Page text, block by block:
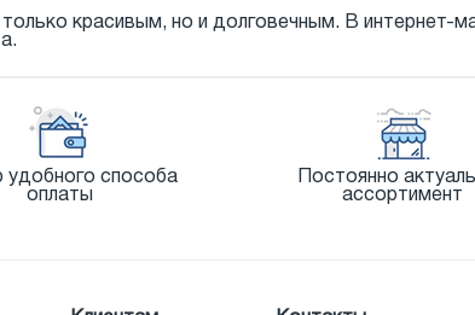
красивым, но и долговечным. В интернет-
удобного способа
оплаты
Постоянно
ассортимент